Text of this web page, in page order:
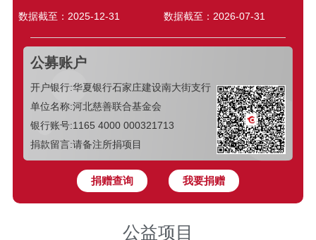
数据截至：2025-12-31 数据截至：2026-07-31
公募账户
开户银行:华夏银行石家庄建设南大街支行
单位名称:河北慈善联合基金会
银行账号:1165 4000 000321713
捐款留言:请备注所捐项目
捐赠查询 我要捐赠
公益项目
5.00元
5.00元
捐赠 【河北慈联月捐人计划】
阳** 捐赠 【星伙伴续航计划】 5.00元